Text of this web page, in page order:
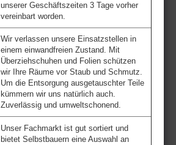
unserer Geschäftszeiten 3 Tage vorher
vereinbart worden.
Wir verlassen unsere Einsatzstellen in
einem einwandfreien Zustand. Mit
Überziehschuhen und Folien schützen
wir Ihre Räume vor Staub und Schmutz.
Um die Entsorgung ausgetauschter Teile
kümmern wir uns natürlich auch.
Zuverlässig und umweltschonend.
Unser Fachmarkt ist gut sortiert und
bietet Selbstbauern eine Auswahl an